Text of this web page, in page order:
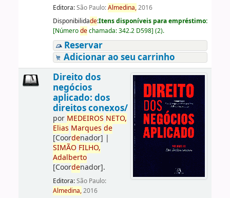
Editora:São Paulo:Almedina,2016
Disponibilidade:Itens disponíveis para empréstimo:
[Númerodechamada:342.2 D598] (2).
Reservar
Adicionar ao seu carrinho
Direito dos
negócios
aplicado: dos
direitos conexos/
por MEDEIROS NETO,
Elias Marques de
[Coordenador] |
SIMÃO FILHO,
Adalberto
[Coordenador].
Editora:São Paulo:
Almedina,2016